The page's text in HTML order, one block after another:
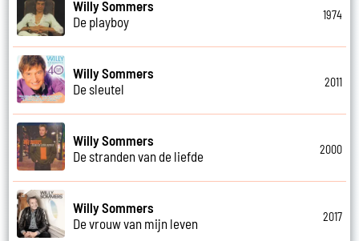
Willy Sommers
De playboy
1974
Willy Sommers
De sleutel
2011
Willy Sommers
De stranden van de liefde
2000
Willy Sommers
De vrouw van mijn leven
2017